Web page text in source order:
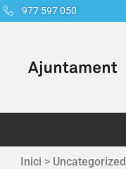
977 597 050
Inici > Uncategorized